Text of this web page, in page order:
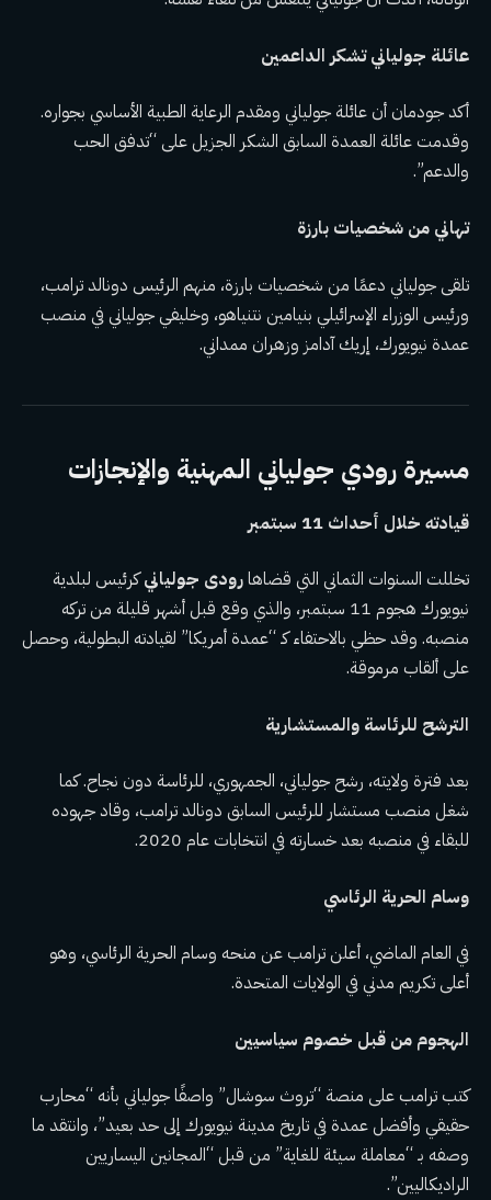
عائلة جولياني تشكر الداعمين
أكد جودمان أن عائلة جولياني ومقدم الرعاية الطبية الأساسي بجواره.
وقدمت عائلة العمدة السابق الشكر الجزيل على “تدفق الحب
والدعم”.
تهاني من شخصيات بارزة
تلقى جولياني دعمًا من شخصيات بارزة، منهم الرئيس دونالد ترامب،
ورئيس الوزراء الإسرائيلي بنيامين نتنياهو، وخليفي جولياني في منصب
عمدة نيويورك، إريك آدامز وزهران ممداني.
مسيرة رودي جولياني المهنية والإنجازات
قيادته خلال أحداث 11 سبتمبر
تخللت السنوات الثماني التي قضاهارودى جوليانيكرئيس لبلدية
نيويورك هجوم 11 سبتمبر، والذي وقع قبل أشهر قليلة من تركه
منصبه. وقد حظي بالاحتفاء كـ “عمدة أمريكا” لقيادته البطولية، وحصل
على ألقاب مرموقة.
الترشح للرئاسة والمستشارية
بعد فترة ولايته، رشح جولياني، الجمهوري، للرئاسة دون نجاح. كما
شغل منصب مستشار للرئيس السابق دونالد ترامب، وقاد جهوده
للبقاء في منصبه بعد خسارته في انتخابات عام 2020.
وسام الحرية الرئاسي
في العام الماضي، أعلن ترامب عن منحه وسام الحرية الرئاسي، وهو
أعلى تكريم مدني في الولايات المتحدة.
الهجوم من قبل خصوم سياسيين
كتب ترامب على منصة “تروث سوشال” واصفًا جولياني بأنه “محارب
حقيقي وأفضل عمدة في تاريخ مدينة نيويورك إلى حد بعيد”، وانتقد ما
وصفه بـ “معاملة سيئة للغاية” من قبل “المجانين اليساريين
الراديكاليين”.